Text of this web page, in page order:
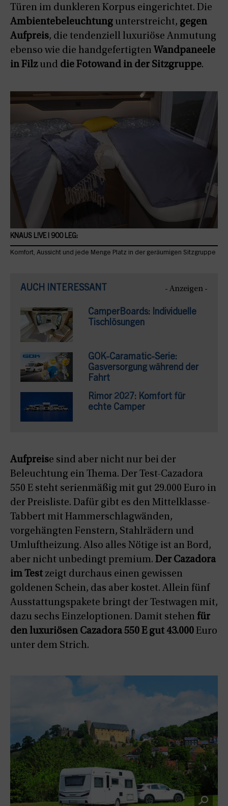
Türen im dunkleren Korpus eingerichtet. Die
Ambientebeleuchtung unterstreicht, gegen
Aufpreis, die tendenziell luxuriöse Anmutung
ebenso wie die handgefertigten Wandpaneele
in Filzund die Fotowand in der Sitzgruppe.
KNAUS L!VE I 900 LEG:
Komfort, Aussicht und jede Menge Platz in der geräumigen Sitzgruppe
AUCH INTERESSANT - Anzeigen -
CamperBoards: Individuelle
Tischlösungen
GOK-Caramatic-Serie:
Gasversorgung während der
Fahrt
Rimor 2027: Komfort für
echte Camper
Aufpreise sind aber nicht nur bei der
Beleuchtung ein Thema. Der Test-Cazadora
550 E steht serienmäßig mit gut 29.000 Euro in
der Preisliste. Dafür gibt es den Mittelklasse-
Tabbert mit Hammerschlagwänden,
vorgehängten Fenstern, Stahlrädern und
Umluftheizung. Also alles Nötige ist an Bord,
aber nicht unbedingt premium. Der Cazadora
im Test zeigt durchaus einen gewissen
goldenen Schein, das aber kostet. Allein fünf
Ausstattungspakete bringt der Testwagen mit,
dazu sechs Einzeloptionen. Damit stehen für
den luxuriösen Cazadora 550 E gut 43.000 Euro
unter dem Strich.